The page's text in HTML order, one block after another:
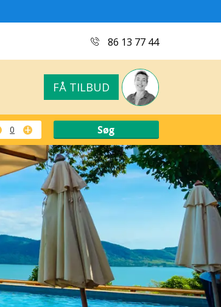
86 13 77 44
FÅ TILBUD
FÅ TILBUD
+